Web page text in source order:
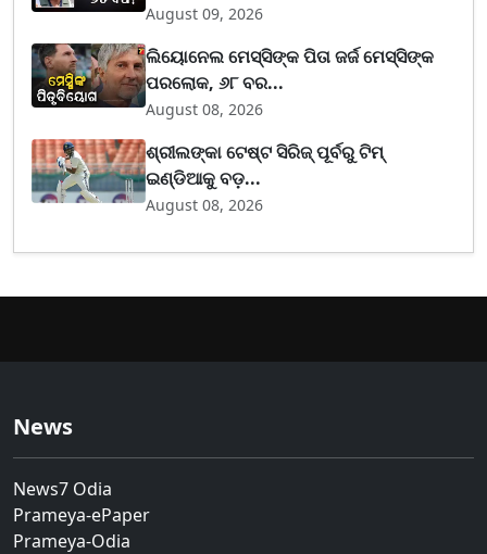
August 09, 2026
ଲିୟୋନେଲ ମେସ୍ସିଙ୍କ ପିତା ଜର୍ଜ ମେସ୍ସିଙ୍କ
ପରଲୋକ, ୬୮ ବର...
August 08, 2026
ଶ୍ରୀଲଙ୍କା ଟେଷ୍ଟ ସିରିଜ୍‌ ପୂର୍ବରୁ ଟିମ୍‌
ଇଣ୍ଡିଆକୁ ବଡ଼...
August 08, 2026
News
News7 Odia
Prameya-ePaper
Prameya-Odia